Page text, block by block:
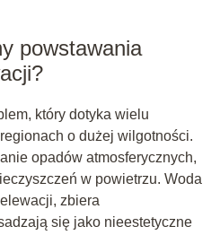
powstawania
który dotyka wielu
o dużej wilgotności.
opadów atmosferycznych,
w powietrzu. Woda
zbiera
się jako nieestetyczne